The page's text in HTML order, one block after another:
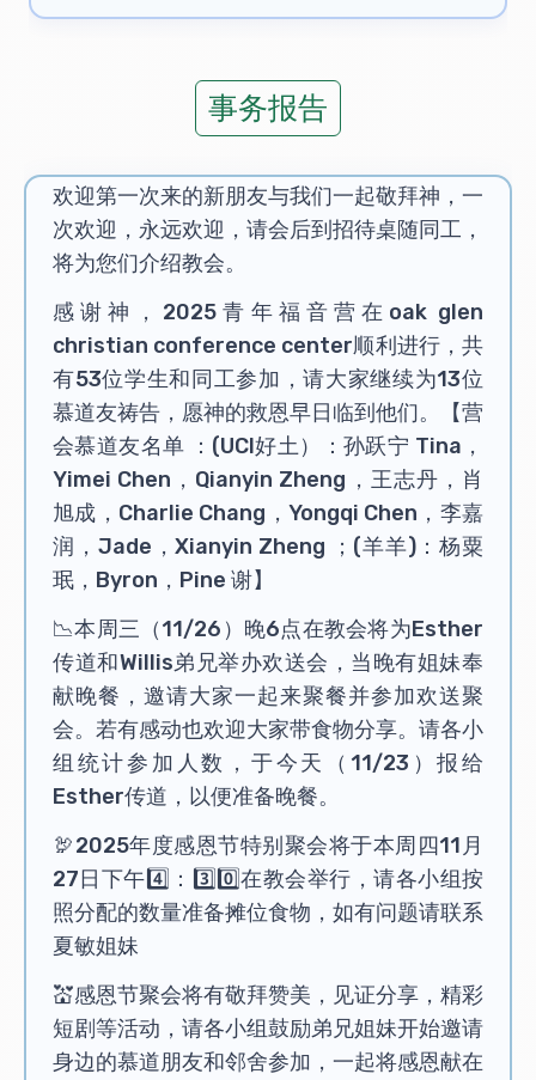
事务报告
欢迎第一次来的新朋友与我们一起敬拜神，一
次欢迎，永远欢迎，请会后到招待桌随同工，
将为您们介绍教会。
感谢神，2025青年福音营在oak glen
christian conference center顺利进行，共
有53位学生和同工参加，请大家继续为13位
慕道友祷告，愿神的救恩早日临到他们。【营
会慕道友名单 ：(UCI好土）：孙跃宁 Tina，
Yimei Chen，Qianyin Zheng，王志丹，肖
旭成，Charlie Chang，Yongqi Chen，李嘉
润，Jade，Xianyin Zheng ；(羊羊)：杨粟
珉，Byron，Pine 谢】
📉本周三（11/26）晚6点在教会将为Esther
传道和Willis弟兄举办欢送会，当晚有姐妹奉
献晚餐，邀请大家一起来聚餐并参加欢送聚
会。若有感动也欢迎大家带食物分享。请各小
组统计参加人数，于今天（11/23）报给
Esther传道，以便准备晚餐。
🦃2025年度感恩节特别聚会将于本周四11月
27日下午4️⃣：3️⃣0️⃣在教会举行，请各小组按
照分配的数量准备摊位食物，如有问题请联系
夏敏姐妹
💒感恩节聚会将有敬拜赞美，见证分享，精彩
短剧等活动，请各小组鼓励弟兄姐妹开始邀请
身边的慕道朋友和邻舍参加，一起将感恩献在